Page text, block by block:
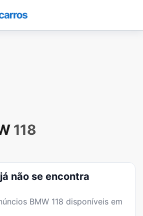
118
não se encontra
BMW 118 disponíveis em